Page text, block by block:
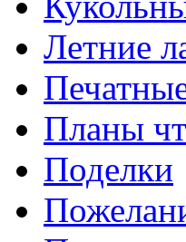
Летние
Планы
Поделки